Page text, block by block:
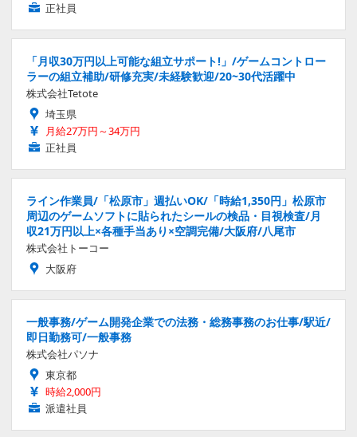
正社員
「月収30万円以上可能な組立サポート!」/ゲームコントロー
ラーの組立補助/研修充実/未経験歓迎/20~30代活躍中
株式会社Tetote
埼玉県
月給27万円～34万円
正社員
ライン作業員/「松原市」週払いOK/「時給1,350円」松原市
周辺のゲームソフトに貼られたシールの検品・目視検査/月
収21万円以上×各種手当あり×空調完備/大阪府/八尾市
株式会社トーコー
大阪府
一般事務/ゲーム開発企業での法務・総務事務のお仕事/駅近/
即日勤務可/一般事務
株式会社パソナ
東京都
時給2,000円
派遣社員